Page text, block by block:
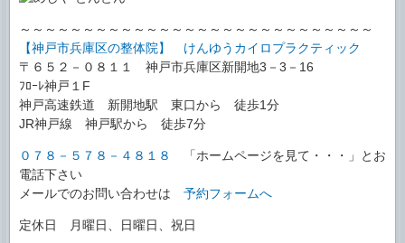
～～～～～～～～～～～～～～～～～～～～～～～～～～～～
【神戸市兵庫区の整体院】 けんゆうカイロプラクティック
〒６５２－０８１１ 神戸市兵庫区新開地3－3－16
ﾌﾛｰﾚ神戸１F
神戸高速鉄道 新開地駅 東口から 徒歩1分
JR神戸線 神戸駅から 徒歩7分
０７８－５７８－４８１８
「ホームページを見て・・・」とお
電話下さい
メールでのお問い合わせは 予約フォームへ
定休日 月曜日、日曜日、祝日